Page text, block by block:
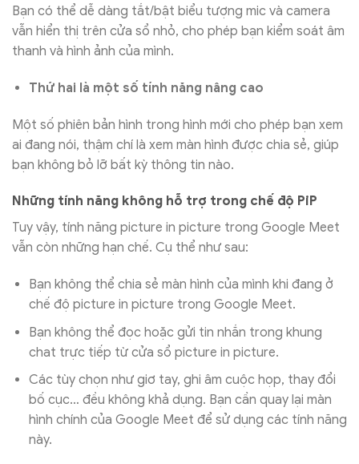
Bạn có thể dễ dàng tắt/bật biểu tượng mic và camera
vẫn hiển thị trên cửa sổ nhỏ, cho phép bạn kiểm soát âm
thanh và hình ảnh của mình.
Thứ hai là một số tính năng nâng cao
Một số phiên bản hình trong hình mới cho phép bạn xem
ai đang nói, thậm chí là xem màn hình được chia sẻ, giúp
bạn không bỏ lỡ bất kỳ thông tin nào.
Những tính năng không hỗ trợ trong chế độ PiP
Tuy vậy, tính năng picture in picture trong Google Meet
vẫn còn những hạn chế. Cụ thể như sau:
Bạn không thể chia sẻ màn hình của mình khi đang ở
chế độ picture in picture trong Google Meet.
Bạn không thể đọc hoặc gửi tin nhắn trong khung
chat trực tiếp từ cửa sổ picture in picture.
Các tùy chọn như giơ tay, ghi âm cuộc họp, thay đổi
bố cục… đều không khả dụng. Bạn cần quay lại màn
hình chính của Google Meet để sử dụng các tính năng
này.